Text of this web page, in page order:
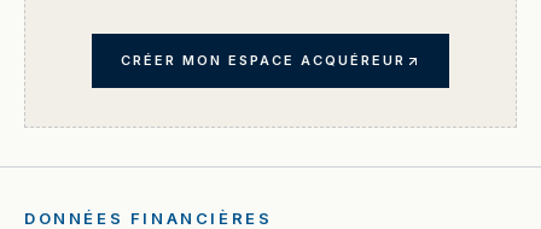
CRÉER MON ESPACE ACQUÉREUR
DONNÉES FINANCIÈRES